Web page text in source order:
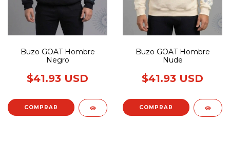
Buzo GOAT Hombre
Negro
$41.93 USD
COMPRAR
Buzo GOAT Hombre
Nude
$41.93 USD
COMPRAR